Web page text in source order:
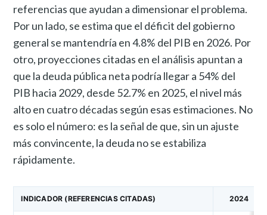
referencias que ayudan a dimensionar el problema.
Por un lado, se estima que el déficit del gobierno
general se mantendría en 4.8% del PIB en 2026. Por
otro, proyecciones citadas en el análisis apuntan a
que la deuda pública neta podría llegar a 54% del
PIB hacia 2029, desde 52.7% en 2025, el nivel más
alto en cuatro décadas según esas estimaciones. No
es solo el número: es la señal de que, sin un ajuste
más convincente, la deuda no se estabiliza
rápidamente.
INDICADOR (REFERENCIAS CITADAS) 2024